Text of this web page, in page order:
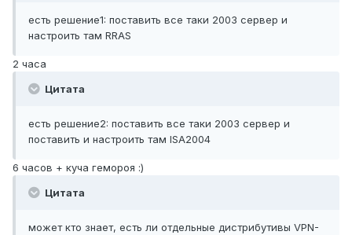
есть решение1: поставить все таки 2003 сервер и
настроить там RRAS
2 часа
Цитата
есть решение2: поставить все таки 2003 сервер и
поставить и настроить там ISA2004
6 часов + куча гемороя :)
Цитата
может кто знает, есть ли отдельные дистрибутивы VPN-